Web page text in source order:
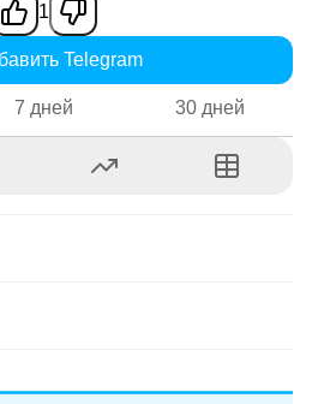
1
Telegram
7 дней 30 дней